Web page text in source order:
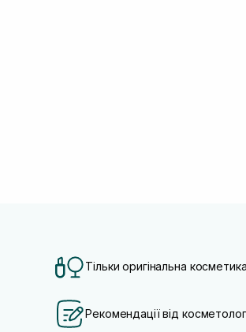
Тільки оригінальна косметика
Рекомендації від